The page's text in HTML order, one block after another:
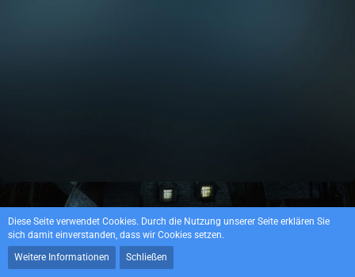
Diese Seite verwendet Cookies. Durch die Nutzung unserer Seite erklären Sie
sich damit einverstanden, dass wir Cookies setzen.
Weitere Informationen
Schließen